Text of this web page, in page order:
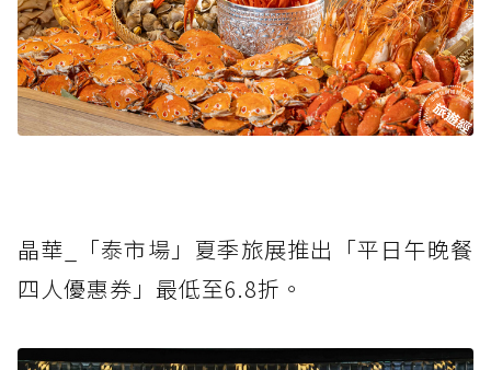
晶華_「泰市場」夏季旅展推出「平日午晚餐
四人優惠券」最低至6.8折。